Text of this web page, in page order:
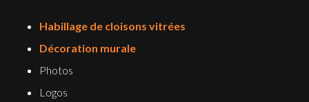
Habillage de cloisons vitrées
Décoration murale
Photos
Logos